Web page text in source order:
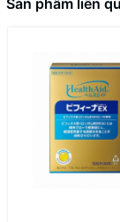
Thành phần
Tính chất
Định lượng